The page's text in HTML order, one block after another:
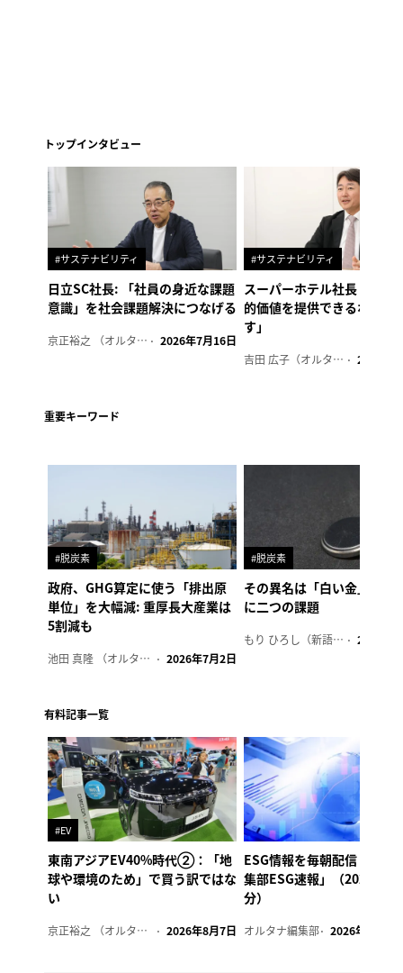
トップインタビュー
#サステナビリティ
日立SC社長: 「社員の身近な課題
意識」を社会課題解決につなげる
京正裕之 （オルタナ副編集長） 2026年7月16日
#サステナビリティ
スーパーホテル社長「地域
的価値を提供できるホテル
す」
吉田 広子（オルタナ輪番編集長） 2026年6
重要キーワード
#脱炭素
政府、GHG算定に使う「排出原
単位」を大幅減: 重厚長大産業は
5割減も
池田 真隆 （オルタナ輪番編集長） 2026年7月2日
#脱炭素
その異名は「白い金」、リ
に二つの課題
もり ひろし（新語ウォッチャー） 2023年7
有料記事一覧
#EV
東南アジアEV40%時代②：「地
球や環境のため」で買う訳ではな
い
京正裕之 （オルタナ副編集長） 2026年8月7日
ESG情報を毎朝配信「オル
集部ESG速報」（2026年8
分）
オルタナ編集部 2026年8月7日